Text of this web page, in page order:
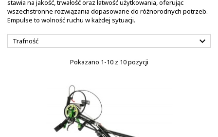
stawia na jakość, trwałość oraz łatwość użytkowania, oferując
wszechstronne rozwiązania dopasowane do różnorodnych potrzeb.
Empulse to wolność ruchu w każdej sytuacji.
Trafność 
Pokazano 1-10 z 10 pozycji